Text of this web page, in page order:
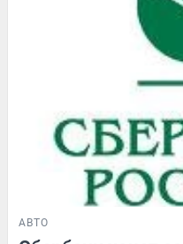
АВТО